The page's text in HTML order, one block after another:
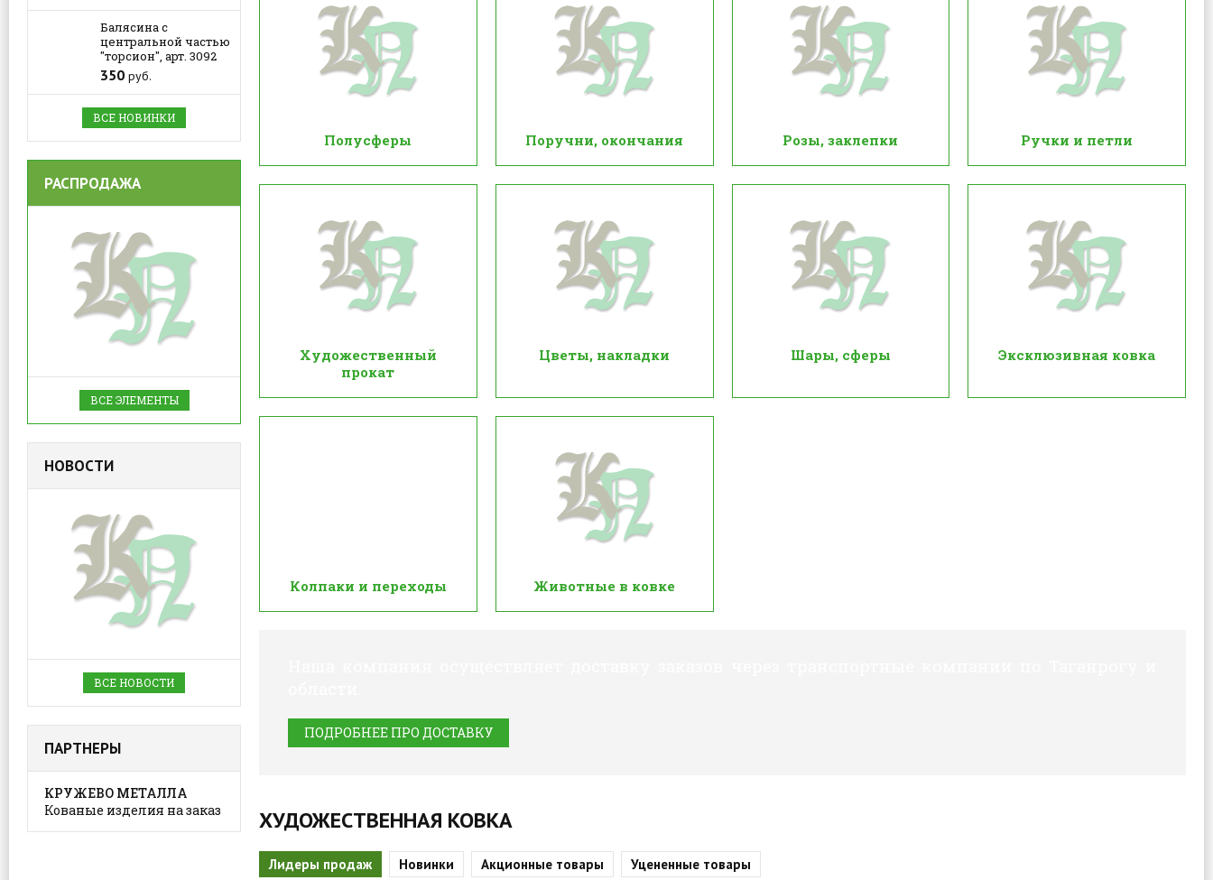
Балясина с
центральной частью
"торсион", арт. 3092
350 руб.
ВСЕ НОВИНКИ
РАСПРОДАЖА
ВСЕ ЭЛЕМЕНТЫ
НОВОСТИ
ВСЕ НОВОСТИ
ПАРТНЕРЫ
КРУЖЕВО МЕТАЛЛА
Кованые изделия на заказ
Полусферы Поручни, окончания Розы, заклепки Ручки и петли
Художественный
прокат
Цветы, накладки Шары, сферы Эксклюзивная ковка
Колпаки и переходы Животные в ковке
ПОДРОБНЕЕ ПРО ДОСТАВКУ
ХУДОЖЕСТВЕННАЯ КОВКА
Лидеры продаж Новинки Акционные товары Уцененные товары